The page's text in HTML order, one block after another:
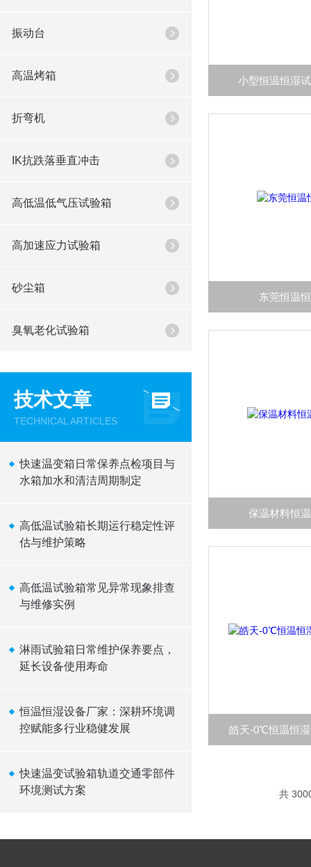
振动台
高温烤箱
折弯机
IK抗跌落垂直冲击
高低温低气压试验箱
高加速应力试验箱
砂尘箱
臭氧老化试验箱
技术文章
TECHNICAL ARTICLES
快速温变箱日常保养点检项目与
水箱加水和清洁周期制定
高低温试验箱长期运行稳定性评
估与维护策略
高低温试验箱常见异常现象排查
与维修实例
淋雨试验箱日常维护保养要点，
延长设备使用寿命
恒温恒湿设备厂家：深耕环境调
控赋能多行业稳健发展
快速温变试验箱轨道交通零部件
环境测试方案
小型恒温恒湿
东莞恒温
保温材料恒
皓天-0℃恒温恒
共